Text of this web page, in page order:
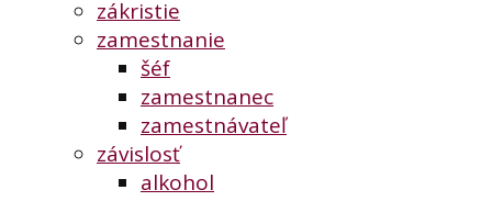
zákristie
zamestnanie
šéf
zamestnanec
zamestnávateľ
závislosť
alkohol